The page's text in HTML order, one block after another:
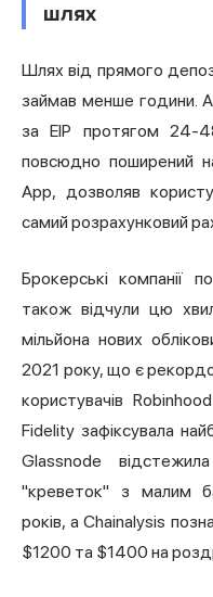
шлях
Шлях від прямого
займав менше години.
за EIP протягом 24-
повсюдно поширений
App, дозволяв
самий розрахунковий
Брокерські компанії
також відчули цю
мільйона нових
2021 року, що є
користувачів
Fidelity зафіксувала
Glassnode
"креветок" з малим
років, а Chainalysis
$1200 та $1400 на